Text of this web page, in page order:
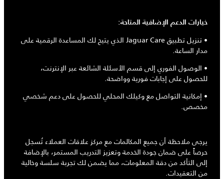
خيارات الدعم الإضافية المتاحة:
• تنزيل تطبيق Jaguar Care الذي يتيح لك المساعدة الرقمية على
مدار الساعة.
• الوصول الفوري إلى قسم الأسئلة الشائعة عبر الإنترنت،
للحصول على إجابات فورية وواضحة.
• إمكانية التواصل مع وكيلك المحلي للحصول على دعم شخصي
مخصص.
يرجى ملاحظة أن جميع المكالمات مع مركز علاقات العملاء تُسجل
حرصاً على ضمان جودة الخدمة وتعزيز التدريب المستمر، بالإضافة
إلى التأكد من دقة المعلومات، مما يضمن لك تجربة سلسة وخالية
من التعقيدات.